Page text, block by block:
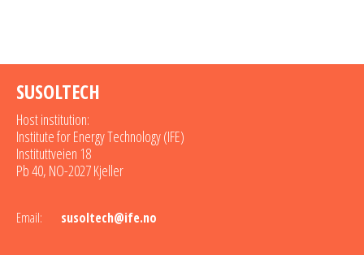
SUSOLTECH
Host institution:
Institute for Energy Technology (IFE)
Instituttveien 18
Pb 40, NO-2027 Kjeller
Email: susoltech@ife.no